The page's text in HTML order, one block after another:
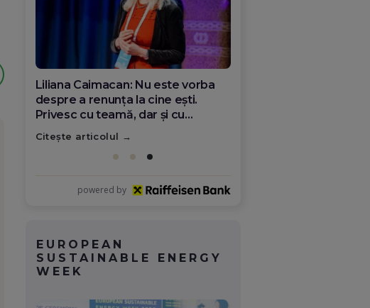
Diana Olar, românca de la Google
care demonstrează că diaspora
poate schimba România
Citește articolul
powered by
EUROPEAN
SUSTAINABLE ENERGY
WEEK